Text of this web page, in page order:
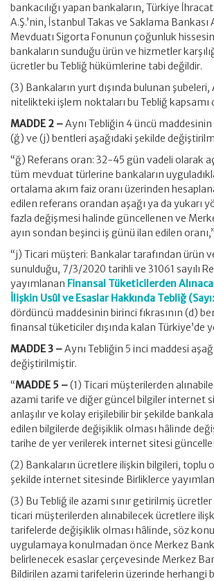
bankacılığı yapan bankaların, Türkiye
A.Ş.’nin, İstanbul Takas ve Saklama Bankası
Mevduatı Sigorta Fonunun çoğunluk
bankaların sunduğu ürün ve hizmetler
ücretler bu Tebliğ hükümlerine tabi değildir.
(3) Bankaların yurt dışında bulunan şubeleri,
nitelikteki işlem noktaları bu Tebliğ kapsamı
MADDE 2 –Aynı Tebliğin 4 üncü maddesinin
(ğ) ve (j) bentleri aşağıdaki şekilde
“ğ) Referans oran: 32-45 gün vadeli olarak
tüm mevduat türlerine bankaların
ortalama akım faiz oranı üzerinden
edilen referans orandan aşağı ya da yukarı
fazla değişmesi halinde güncellenen ve
ayın sondan beşinci iş günü ilan edilen oranı,”
“j) Ticari müşteri: Bankalar tarafından ürün
sunulduğu, 7/3/2020 tarihli ve 31061 sayılı
yayımlanan Finansal Tüketicilerden
İlişkin Usûl ve Esaslar Hakkında Tebliğ
dördüncü maddesinin birinci fıkrasının (d)
finansal tüketiciler dışında kalan Türkiye’de
MADDE 3 –Aynı Tebliğin 5 inci maddesi
değiştirilmiştir.
“MADDE 5 –(1) Ticari müşterilerden
azami tarife ve diğer güncel bilgiler internet
anlaşılır ve kolay erişilebilir bir şekilde
edilen bilgilerde değişiklik olması hâlinde
tarihe de yer verilerek internet sitesi
(2) Bankaların ücretlere ilişkin bilgileri, toplu
şekilde internet sitesinde Birliklerce
(3) Bu Tebliğ ile azami sınır getirilmiş
ticari müşterilerden alınabilecek ücretlere
tarifelerde değişiklik olması hâlinde, söz
uygulamaya konulmadan önce Merkez
belirlenecek esaslar çerçevesinde Merkez
Bildirilen azami tarifelerin üzerinde herhangi